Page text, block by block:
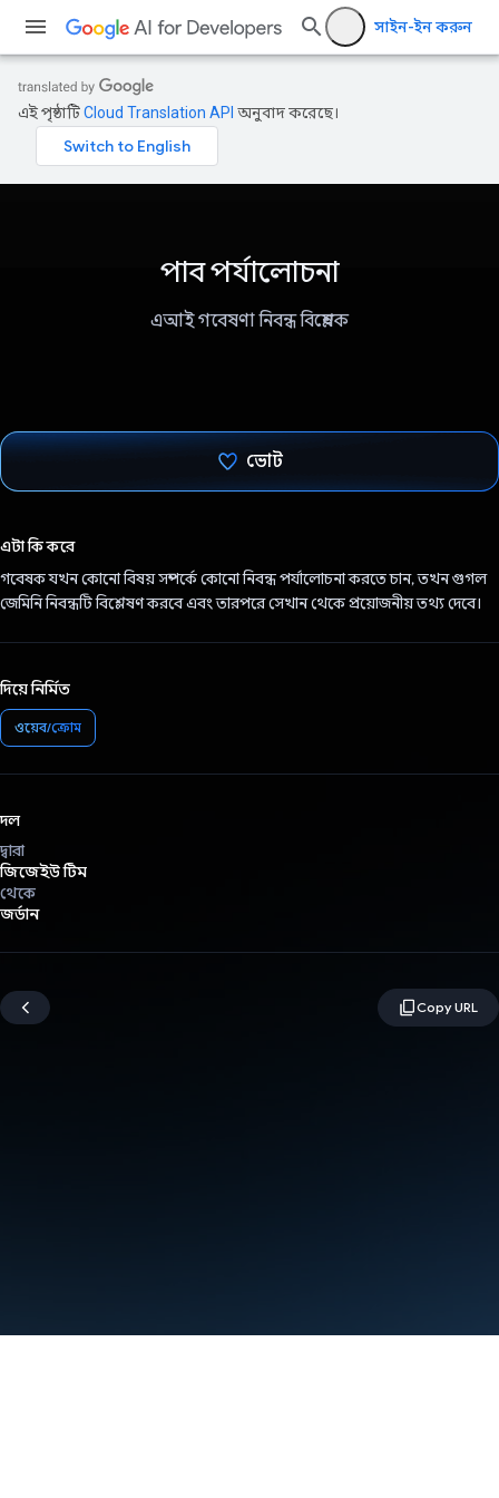
সাইন-ইন করুন
এই পৃষ্ঠাটিCloud Translation API অনুবাদ করেছে।
পাব পর্যালোচনা
এআই গবেষণা নিবন্ধ বিশ্লেষক
ভোট
এটা কি করে
গবেষক যখন কোনো বিষয় সম্পর্কে কোনো নিবন্ধ পর্যালোচনা করতে চান, তখন গুগল
জেমিনি নিবন্ধটি বিশ্লেষণ করবে এবং তারপরে সেখান থেকে প্রয়োজনীয় তথ্য দেবে।
দিয়ে নির্মিত
ওয়েব/ক্রোম
দল
দ্বারা
জিজেইউ টিম
থেকে
জর্ডান